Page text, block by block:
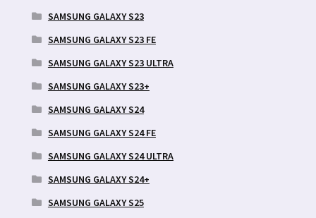
SAMSUNG GALAXY S23
SAMSUNG GALAXY S23 FE
SAMSUNG GALAXY S23 ULTRA
SAMSUNG GALAXY S23+
SAMSUNG GALAXY S24
SAMSUNG GALAXY S24 FE
SAMSUNG GALAXY S24 ULTRA
SAMSUNG GALAXY S24+
SAMSUNG GALAXY S25